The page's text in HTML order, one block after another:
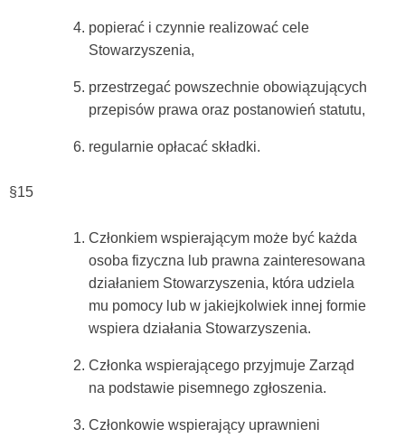
popierać i czynnie realizować cele
Stowarzyszenia,
przestrzegać powszechnie obowiązujących
przepisów prawa oraz postanowień statutu,
regularnie opłacać składki.
§15
Członkiem wspierającym może być każda
osoba fizyczna lub prawna zainteresowana
działaniem Stowarzyszenia, która udziela
mu pomocy lub w jakiejkolwiek innej formie
wspiera działania Stowarzyszenia.
Członka wspierającego przyjmuje Zarząd
na podstawie pisemnego zgłoszenia.
Członkowie wspierający uprawnieni